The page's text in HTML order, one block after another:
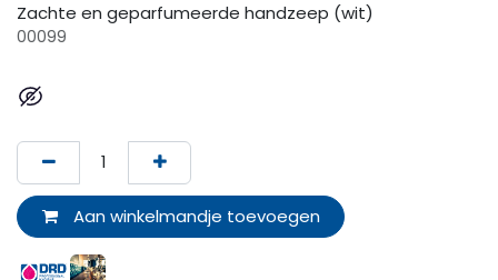
Zachte en geparfumeerde handzeep (wit)
00099
Aan winkelmandje toevoegen